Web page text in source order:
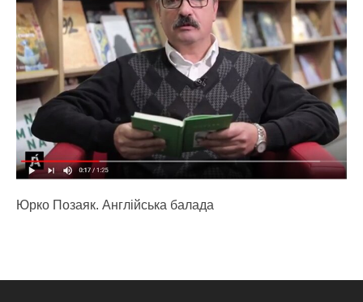
Юрко Позаяк. Англійська балада